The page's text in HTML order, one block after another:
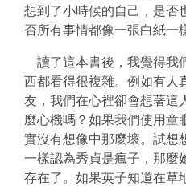
想到了小時候的自己，是否
否所有事情都像一張白紙一
讀了這本書後，我覺得我
西都看得很複雜。例如有人
友，我們在心裡卻會想著這
麼心機嗎？如果我們使用童
實沒有想像中那麼壞。試想
一樣認為秀貞是瘋子，那麼
存在了。如果英子知道在草